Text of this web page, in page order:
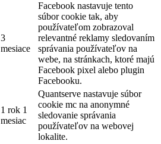
3
mesiace
Facebook nastavuje tento
súbor cookie tak, aby
používateľom zobrazoval
relevantné reklamy sledovaním
správania používateľov na
webe, na stránkach, ktoré majú
Facebook pixel alebo plugin
Facebooku.
1 rok 1
mesiac
Quantserve nastavuje súbor
cookie mc na anonymné
sledovanie správania
používateľov na webovej
lokalite.